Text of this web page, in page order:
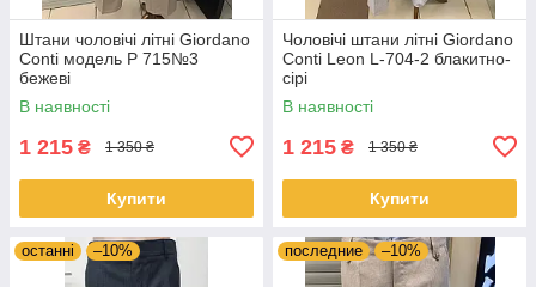
Штани чоловічі літні Giordano
Conti модель Р 715№3
бежевi
В наявності
1 215 ₴ 1 350 ₴
Купити
Чоловічі штани літні Giordano
Conti Leon L-704-2 блакитно-
сірі
В наявності
1 215 ₴ 1 350 ₴
Купити
останні –10% последние –10%